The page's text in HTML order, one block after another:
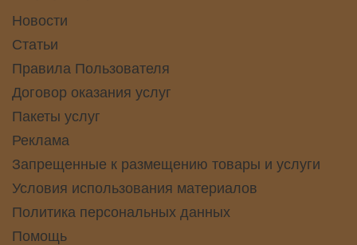
Новости
Статьи
Правила Пользователя
Договор оказания услуг
Пакеты услуг
Реклама
Запрещенные к размещению товары и услуги
Условия использования материалов
Политика персональных данных
Помощь